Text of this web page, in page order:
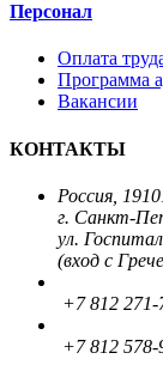
Персонал
Оплата
Программа
Вакансии
КОНТАКТЫ
Россия,
г. Санкт-
ул.
(вход с
+7 812 271-
+7 812 578-